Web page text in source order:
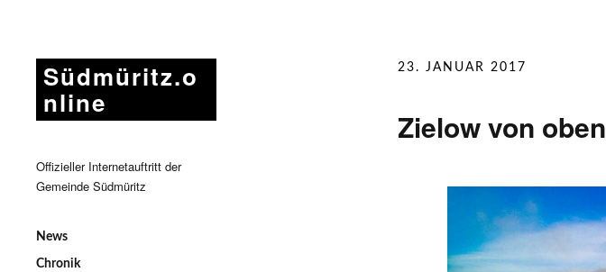
Südmüritz.o
nline
Offizieller Internetauftritt der
Gemeinde Südmüritz
News
Chronik
23. JANUAR 2017
Zielow von oben